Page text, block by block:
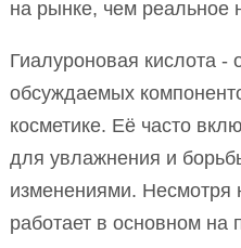
на рынке, чем реальное
Гиалуроновая кислота -
обсуждаемых
косметике. Её часто
для увлажнения и
изменениями. Несмотря
работает в основном на